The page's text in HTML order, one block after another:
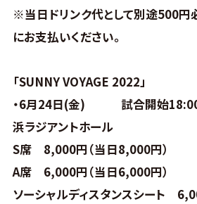
※当日ドリンク代として別途500円
にお支払いください。
「SUNNY VOYAGE 2022」
・6月24日(金) 試合開始18:00
浜ラジアントホール
S席 8,000円（当日8,000円）
A席 6,000円（当日6,000円）
ソーシャルディスタンスシート